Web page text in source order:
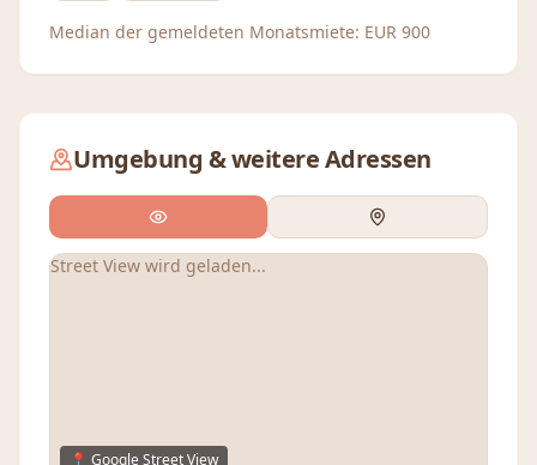
Median der gemeldeten Monatsmiete: EUR 900
Umgebung & weitere Adressen
Street View wird geladen...
📍 Google Street View